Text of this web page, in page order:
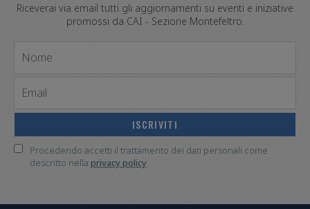
Riceverai via email tutti gli aggiornamenti su eventi e iniziative
promossi da CAI - Sezione Montefeltro.
Procedendo accetti il trattamento dei dati personali come
descritto nella privacy policy